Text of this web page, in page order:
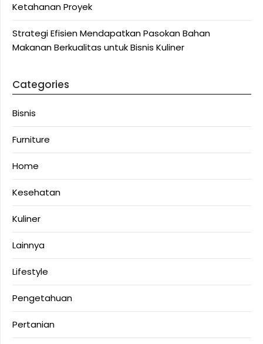
Ketahanan Proyek
Strategi Efisien Mendapatkan Pasokan Bahan
Makanan Berkualitas untuk Bisnis Kuliner
Categories
Bisnis
Furniture
Home
Kesehatan
Kuliner
Lainnya
Lifestyle
Pengetahuan
Pertanian